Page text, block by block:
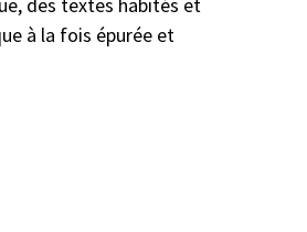
des textes habités et
à la fois épurée et